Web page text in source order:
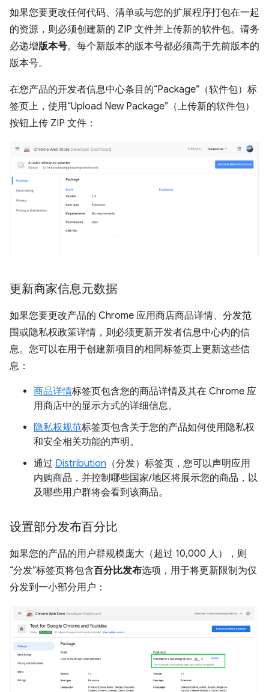
如果您要更改任何代码、清单或与您的扩展程序打包在一起
的资源，则必须创建新的 ZIP 文件并上传新的软件包。请务
必递增版本号。每个新版本的版本号都必须高于先前版本的
版本号。
在您产品的开发者信息中心条目的“Package”（软件包）标
签页上，使用“Upload New Package”（上传新的软件包）
按钮上传 ZIP 文件：
更新商家信息元数据
如果您要更改产品的 Chrome 应用商店商品详情、分发范
围或隐私权政策详情，则必须更新开发者信息中心内的信
息。您可以在用于创建新项目的相同标签页上更新这些信
息：
商品详情标签页包含您的商品详情及其在 Chrome 应
用商店中的显示方式的详细信息。
隐私权规范标签页包含关于您的产品如何使用隐私权
和安全相关功能的声明。
通过 Distribution （分发）标签页，您可以声明应用
内购商品，并控制哪些国家/地区将展示您的商品，以
及哪些用户群将会看到该商品。
设置部分发布百分比
如果您的产品的用户群规模庞大（超过 10,000 人），则
“分发”标签页将包含百分比发布选项，用于将更新限制为仅
分发到一小部分用户：